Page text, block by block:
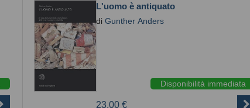
L'uomo è antiquato
di Gunther Anders
Disponibilità immediata
23,00 €